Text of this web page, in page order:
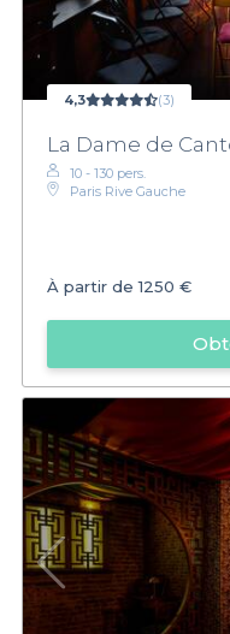
4,3 (3)
La Dame de
10 - 130 pers.
Paris Rive Gauche
À partir de1250 €